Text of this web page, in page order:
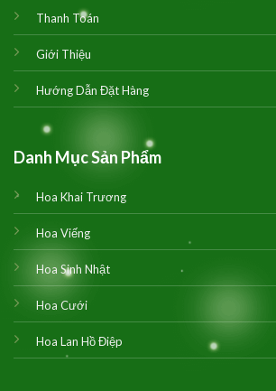
Thanh Toán
Giới Thiệu
Hướng Dẫn Đặt Hàng
Danh Mục Sản Phẩm
Hoa Khai Trương
Hoa Viếng
Hoa Sinh Nhật
Hoa Cưới
Hoa Lan Hồ Điệp